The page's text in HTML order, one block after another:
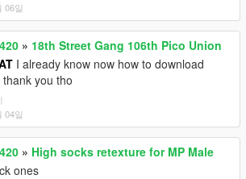
06일
» 18th Street Gang 106th Pico Union
I already know now how to download
you tho
04일
» High socks retexture for MP Male
ones